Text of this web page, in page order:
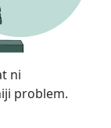
ni
problem.